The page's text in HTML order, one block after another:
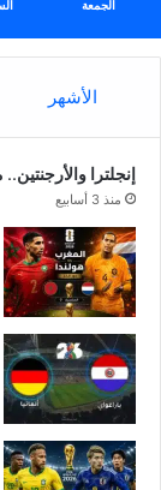
الجمعة
الأشهر
إنجلترا والأرجنتين..
منذ 3 أسابيع